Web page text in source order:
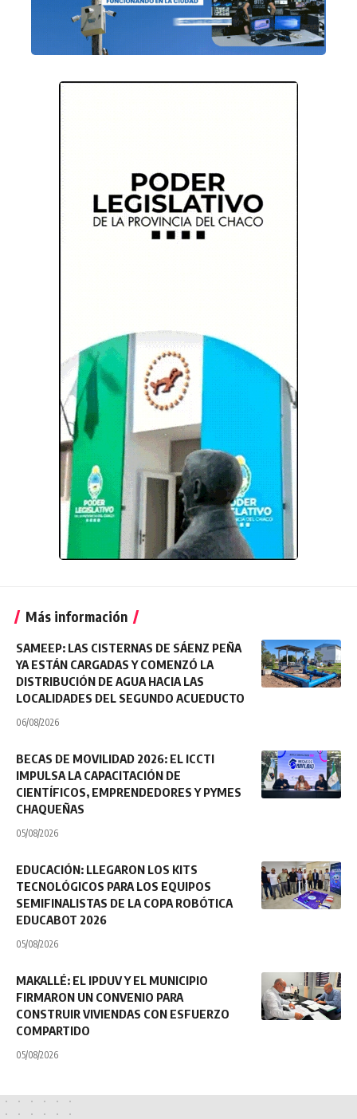
Más información
SAMEEP: LAS CISTERNAS DE SÁENZ PEÑA
YA ESTÁN CARGADAS Y COMENZÓ LA
DISTRIBUCIÓN DE AGUA HACIA LAS
LOCALIDADES DEL SEGUNDO ACUEDUCTO
06/08/2026
BECAS DE MOVILIDAD 2026: EL ICCTI
IMPULSA LA CAPACITACIÓN DE
CIENTÍFICOS, EMPRENDEDORES Y PYMES
CHAQUEÑAS
05/08/2026
EDUCACIÓN: LLEGARON LOS KITS
TECNOLÓGICOS PARA LOS EQUIPOS
SEMIFINALISTAS DE LA COPA ROBÓTICA
EDUCABOT 2026
05/08/2026
MAKALLÉ: EL IPDUV Y EL MUNICIPIO
FIRMARON UN CONVENIO PARA
CONSTRUIR VIVIENDAS CON ESFUERZO
COMPARTIDO
05/08/2026